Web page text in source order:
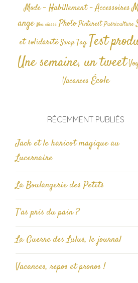
Mode - Habillement - Accessoires
ange Non classé Photo Pinterest Puériculture
et solidarité Swap TagTest
Une semaine, un tweet
Vacances École
RÉCEMMENT PUBLIÉS
Jack et le haricot magique au
Lucernaire
La Boulangerie des Petits
T’as pris du pain ?
La Guerre des Lulus, le journal
Vacances, repos et pronos !